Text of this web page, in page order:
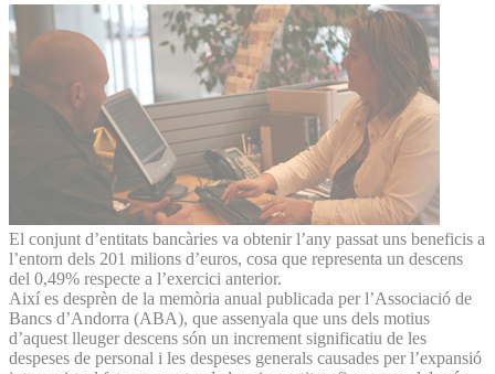
El conjunt d’entitats bancàries va obtenir l’any passat uns beneficis a
l’entorn dels 201 milions d’euros, cosa que representa un descens
del 0,49% respecte a l’exercici anterior.
Així es desprèn de la memòria anual publicada per l’Associació de
Bancs d’Andorra (ABA), que assenyala que uns dels motius
d’aquest lleuger descens són un increment significatiu de les
despeses de personal i les despeses generals causades per l’expansió